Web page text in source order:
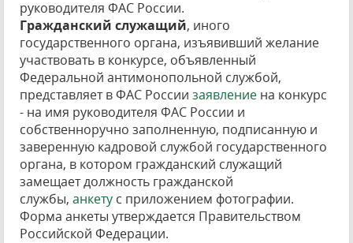
руководителя ФАС России.
Гражданский служащий, иного
государственного органа, изъявивший желание
участвовать в конкурсе, объявленный
Федеральной антимонопольной службой,
представляет в ФАС России заявление на конкурс
- на имя руководителя ФАС России и
собственноручно заполненную, подписанную и
заверенную кадровой службой государственного
органа, в котором гражданский служащий
замещает должность гражданской
службы, анкету с приложением фотографии.
Форма анкеты утверждается Правительством
Российской Федерации.